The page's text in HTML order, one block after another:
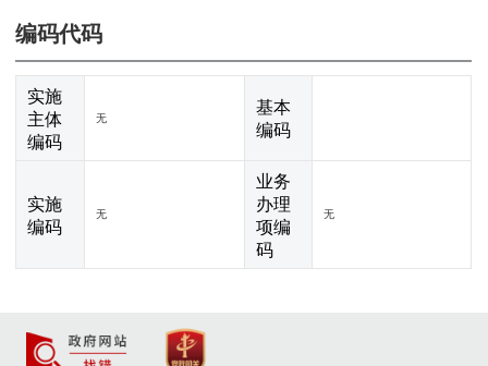
编码代码
实施
主体
编码
无
基本
编码
实施
编码
无
业务
办理
项编
码
无